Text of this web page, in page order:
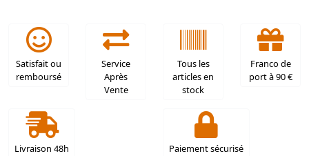
Satisfait ou
remboursé
Service
Après
Vente
Tous les
articles en
stock
Franco de
port à 90 €
Livraison 48h Paiement sécurisé